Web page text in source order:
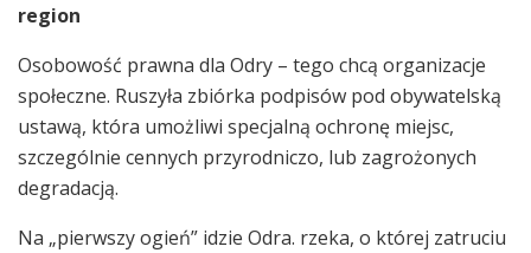
region
Osobowość prawna dla Odry – tego chcą organizacje
społeczne. Ruszyła zbiórka podpisów pod obywatelską
ustawą, która umożliwi specjalną ochronę miejsc,
szczególnie cennych przyrodniczo, lub zagrożonych
degradacją.
Na „pierwszy ogień” idzie Odra. rzeka, o której zatruciu